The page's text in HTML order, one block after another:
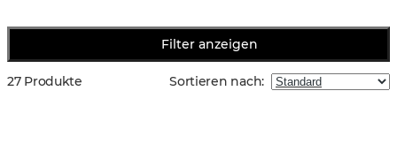
Filter anzeigen
27 Produkte Sortieren nach: